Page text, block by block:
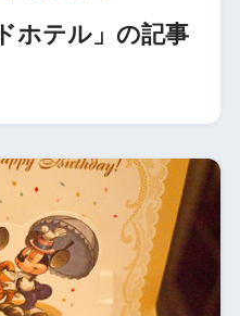
ホテル」の記事